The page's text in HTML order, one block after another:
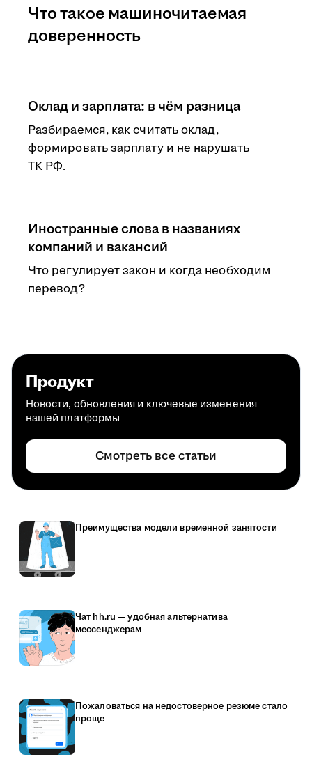
Оклад и зарплата: в чём разница
Разбираемся, как считать оклад,
формировать зарплату и не нарушать
ТК РФ.
Иностранные слова в названиях
компаний и вакансий
Что регулирует закон и когда необходим
перевод?
Что такое машиночитаемая
доверенность
Продукт
Новости, обновления и ключевые изменения
нашей платформы
Смотреть все статьи
Преимущества модели временной занятости
Чат hh.ru — удобная альтернатива
мессенджерам
Пожаловаться на недостоверное резюме стало
проще